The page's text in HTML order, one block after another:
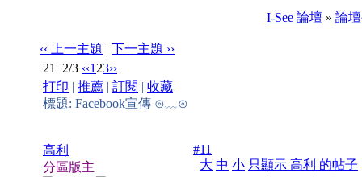
I-See 論壇 » 論
‹‹ 上一主題 | 下一主題 ››
21
2/3 ‹‹1 23››
打印 | 推薦 | 訂閱 | 收藏
標題: Facebook宣傳 ⊙﹏⊙
高利
分區版主
#11
大 中 小 只顯示 高利 的帖子